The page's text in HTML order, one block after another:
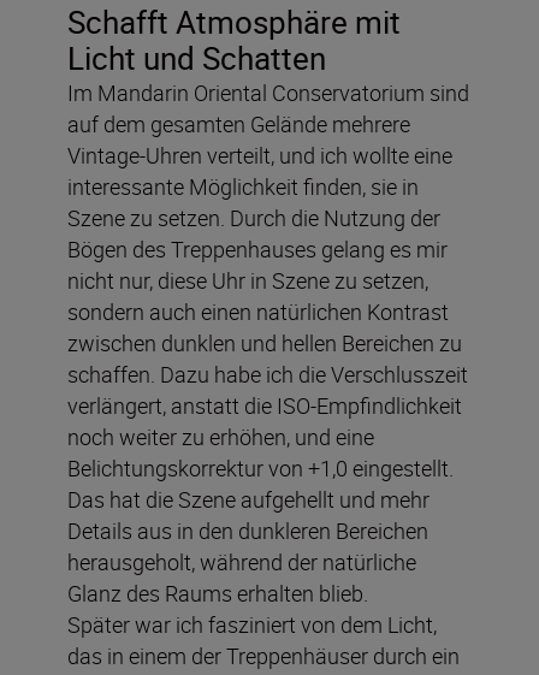
Schafft Atmosphäre mit
Licht und Schatten
Im Mandarin Oriental Conservatorium sind
auf dem gesamten Gelände mehrere
Vintage-Uhren verteilt, und ich wollte eine
interessante Möglichkeit finden, sie in
Szene zu setzen. Durch die Nutzung der
Bögen des Treppenhauses gelang es mir
nicht nur, diese Uhr in Szene zu setzen,
sondern auch einen natürlichen Kontrast
zwischen dunklen und hellen Bereichen zu
schaffen. Dazu habe ich die Verschlusszeit
verlängert, anstatt die ISO-Empfindlichkeit
noch weiter zu erhöhen, und eine
Belichtungskorrektur von +1,0 eingestellt.
Das hat die Szene aufgehellt und mehr
Details aus in den dunkleren Bereichen
herausgeholt, während der natürliche
Glanz des Raums erhalten blieb.
Später war ich fasziniert von dem Licht,
das in einem der Treppenhäuser durch ein